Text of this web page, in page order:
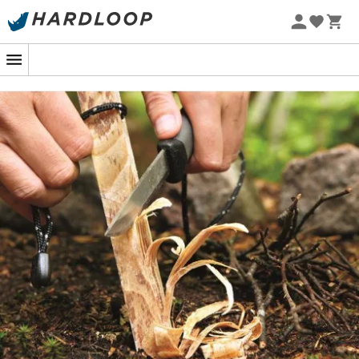
Letnie promocje 🔥 -5% DODATKOWO przy zakupie 2